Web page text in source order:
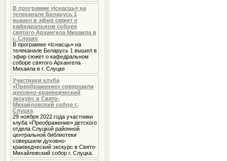
В программе «Iснасць» на
телеканале Беларусь 1
вышел в эфир сюжет о
кафедральном соборе
святого Архангела Михаила в
г. Слуцке
В программе «Iснасць» на
телеканале Беларусь 1 вышел в
эфир сюжет о кафедральном
соборе святого Архангела
Михаила в г. Слуцке
Участники клуба
«Преображение» совершили
духовно-краеведческий
экскурс в Свято-
Михайловский собор г.
Слуцка
29 ноября 2022 года участники
клуба «Преображение» детского
отдела Слуцкой районной
центральной библиотеки
совершили духовно-
краеведческий экскурс в Свято-
Михайловский собор г. Слуцка.